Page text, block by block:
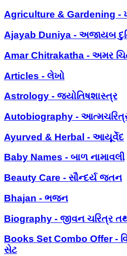
Agriculture & Gardening -
Ajayab Duniya - અજાયબ
Amar Chitrakatha - અમર
Articles - લેખો
Astrology - જ્યોતિષશાસ્ત્ર
Autobiography -
Ayurved & Herbal - આયૂર્વેદ
Baby Names - બાળ નામાવલી
Beauty Care - સૌન્દર્ય જતન
Bhajan - ભજન
Biography - જીવન ચરિત્ર
Books Set Combo Offer -
સેટ